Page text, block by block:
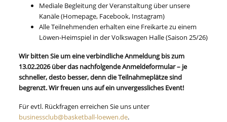
Mediale Begleitung der Veranstaltung über unsere
Kanäle (Homepage, Facebook, Instagram)
Alle Teilnehmenden erhalten eine Freikarte zu einem
Löwen-Heimspiel in der Volkswagen Halle (Saison 25/26)
Wir bitten Sie um eine verbindliche Anmeldung bis zum
13.02.2026 über das nachfolgende Anmeldeformular – je
schneller, desto besser, denn die Teilnahmeplätze sind
begrenzt. Wir freuen uns auf ein unvergessliches Event!
Für evtl. Rückfragen erreichen Sie uns unter
businessclub@basketball-loewen.de.